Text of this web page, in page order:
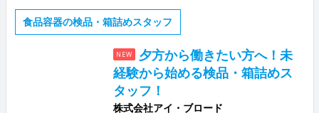
食品容器の検品・箱詰めスタッフ
NEW
夕方から働きたい方へ！未
経験から始める検品・箱詰めス
タッフ！
株式会社アイ・ブロード